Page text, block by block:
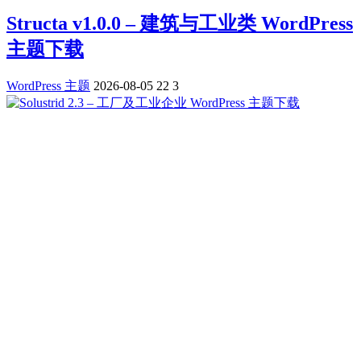
Structa v1.0.0 – 建筑与工业类 WordPress
主题下载
WordPress 主题 2026-08-05 22 3